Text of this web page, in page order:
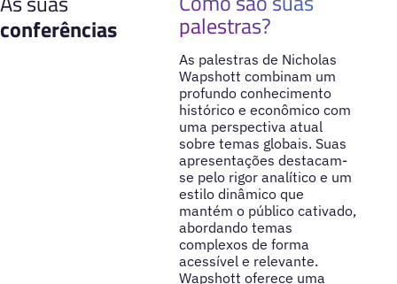
conferências
palestras?
As palestras de Nicholas
Wapshott combinam um
profundo conhecimento
histórico e econômico com
uma perspectiva atual
sobre temas globais. Suas
apresentações destacam-
se pelo rigor analítico e um
estilo dinâmico que
mantém o público cativado,
abordando temas
complexos de forma
acessível e relevante.
Wapshott oferece uma